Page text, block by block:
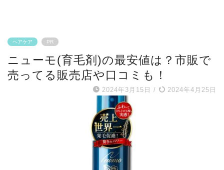
ヘアケア PR
ニューモ(育毛剤)の最安値は？市販で
売ってる販売店や口コミも！
2024年3月15日 / 2024年4月25日